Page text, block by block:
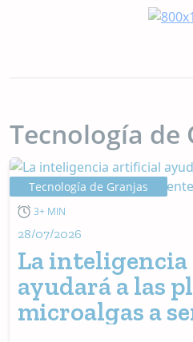
Tecnología de
Tecnología de Granjas
3+ MIN
28/07/2026
La
ayudará a las
microalgas a